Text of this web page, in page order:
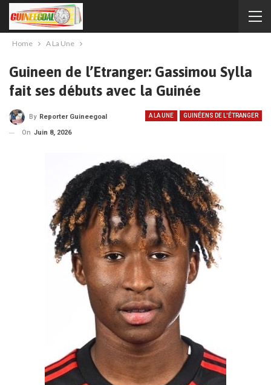
Home A La Une
Guineen de l’Etranger: Gassimou Sylla
fait ses débuts avec la Guinée
A LA UNE GUINÉENS DE L'ÉTRANGER
By Reporter Guineegoal
On Juin 8, 2026